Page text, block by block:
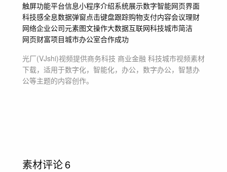
触屏功能平台信息小程序介绍系统展示数字智能网页界面
科技感全息数据弹窗点击键盘跟踪购物支付内容会议理财
网络企业公司元素图文操作大数据互联网科技城市简洁
网页财富项目城市办公室合作成功
光厂(VJshi)视频提供商务科技 商业金融 科技城市视频素材
下载，适用于数字化，智能化，办公，数字办公，智慧办
公等主题的内容创作。
素材评论6